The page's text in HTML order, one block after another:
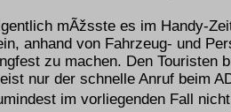
mÃžsste es im Handy-
anhand von Fahrzeug- und
zu machen. Den Touristen
nur der schnelle Anruf beim
im vorliegenden Fall